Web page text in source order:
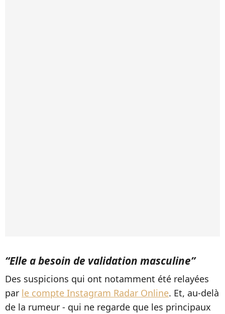
“Elle a besoin de validation masculine”
Des suspicions qui ont notamment été relayées
par le compte Instagram Radar Online. Et, au-delà
de la rumeur - qui ne regarde que les principaux